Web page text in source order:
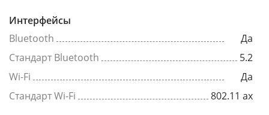
Интерфейсы
Bluetooth
Да
Стандарт Bluetooth
5.2
Wi-Fi
Да
Стандарт Wi-Fi
802.11 ax